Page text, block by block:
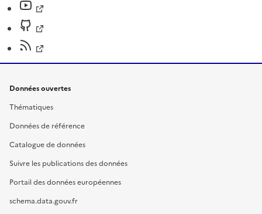
Données ouvertes
Thématiques
Données de référence
Catalogue de données
Suivre les publications des données
Portail des données européennes
schema.data.gouv.fr